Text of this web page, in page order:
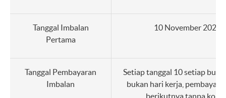
Tanggal Imbalan
Pertama
10 November 2025 (
Tanggal Pembayaran
Imbalan
Setiap tanggal 10 setiap
bukan hari kerja,
berikutnya tanpa